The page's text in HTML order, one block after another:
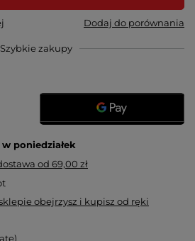
Dodaj do porównania
Szybkie zakupy
w poniedziałek
od 69,00 zł
obejrzysz i kupisz od ręki
)